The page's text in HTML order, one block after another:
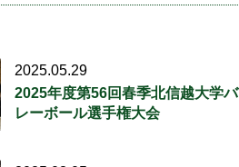
2025.05.29
2025年度第56回春季北信越大学バ
レーボール選手権大会